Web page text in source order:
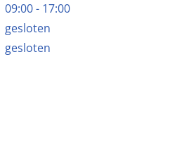
09:00 - 17:00
gesloten
gesloten